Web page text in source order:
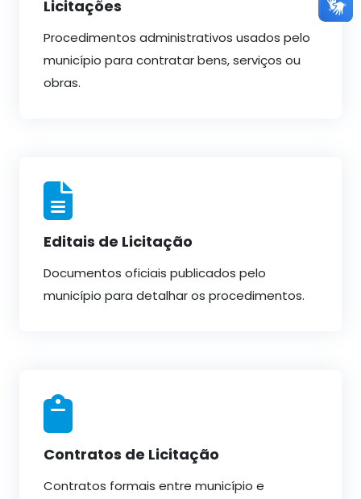
Licitações
Procedimentos administrativos usados pelo
município para contratar bens, serviços ou
obras.
Editais de Licitação
Documentos oficiais publicados pelo
município para detalhar os procedimentos.
Contratos de Licitação
Contratos formais entre município e